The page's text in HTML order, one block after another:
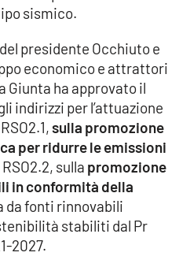
sismico.
presidente Occhiuto e
economico e attrattori
Giunta ha approvato il
indirizzi per l’attuazione
sulla promozione
per ridurre le emissioni
RSO2.2, sulla promozione
in conformità della
da fonti rinnovabili
stabiliti dal Pr
2027.